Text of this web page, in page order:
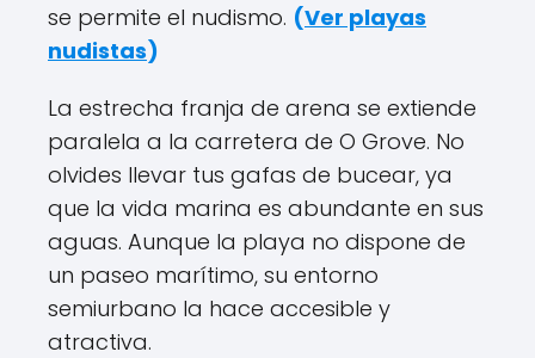
se permite el nudismo. (Ver playas
nudistas)
La estrecha franja de arena se extiende
paralela a la carretera de O Grove. No
olvides llevar tus gafas de bucear, ya
que la vida marina es abundante en sus
aguas. Aunque la playa no dispone de
un paseo marítimo, su entorno
semiurbano la hace accesible y
atractiva.